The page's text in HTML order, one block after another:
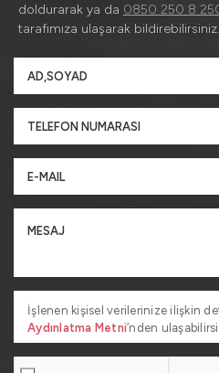
doldurarak ya da 0850 250 8
tarafımıza ulaşarak bildirebilirsiniz.
İşlenen kişisel verilerinize ilişkin
Aydınlatma Metni’nden